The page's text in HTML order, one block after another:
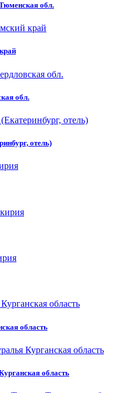
обл.
обл.
отель)
область
область